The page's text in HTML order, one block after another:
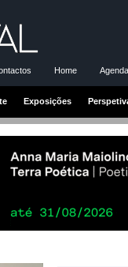
Home
Exposições